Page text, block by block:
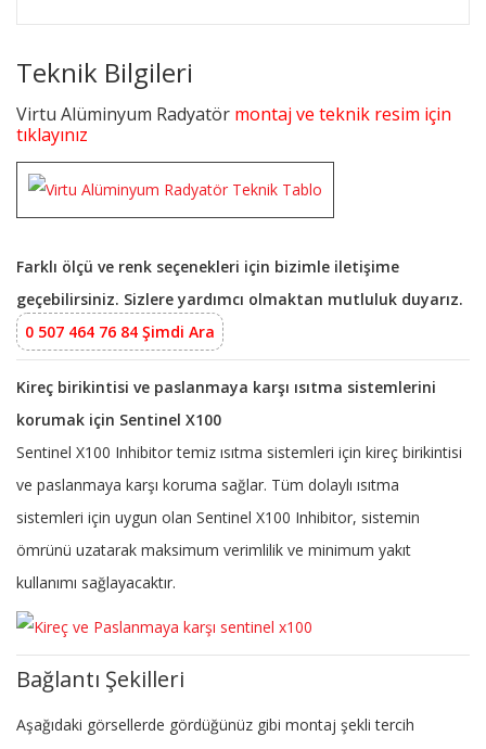
Teknik Bilgileri
Virtu Alüminyum Radyatör montaj ve teknik resim için
tıklayınız
Farklı ölçü ve renk seçenekleri için bizimle iletişime
geçebilirsiniz. Sizlere yardımcı olmaktan mutluluk duyarız.
0 507 464 76 84 Şimdi Ara
Kireç birikintisi ve paslanmaya karşı ısıtma sistemlerini
korumak için Sentinel X100
Sentinel X100 Inhibitor temiz ısıtma sistemleri için kireç birikintisi
ve paslanmaya karşı koruma sağlar. Tüm dolaylı ısıtma
sistemleri için uygun olan Sentinel X100 Inhibitor, sistemin
ömrünü uzatarak maksimum verimlilik ve minimum yakıt
kullanımı sağlayacaktır.
Bağlantı Şekilleri
Aşağıdaki görsellerde gördüğünüz gibi montaj şekli tercih